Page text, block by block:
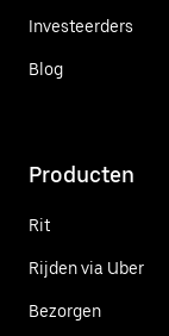
Investeerders
Blog
Producten
Rit
Rijden via Uber
Bezorgen